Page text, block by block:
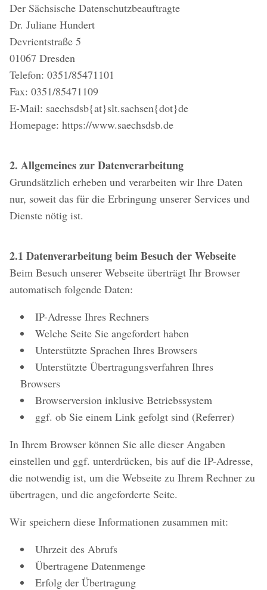
Der Sächsische Datenschutzbeauftragte
Dr. Juliane Hundert
Devrientstraße 5
01067 Dresden
Telefon: 0351/85471101
Fax: 0351/85471109
E-Mail: saechsdsb{at}slt.sachsen{dot}de
Homepage: https://www.saechsdsb.de
2. Allgemeines zur Datenverarbeitung
Grundsätzlich erheben und verarbeiten wir Ihre Daten
nur, soweit das für die Erbringung unserer Services und
Dienste nötig ist.
2.1 Datenverarbeitung beim Besuch der Webseite
Beim Besuch unserer Webseite überträgt Ihr Browser
automatisch folgende Daten:
IP-Adresse Ihres Rechners
Welche Seite Sie angefordert haben
Unterstützte Sprachen Ihres Browsers
Unterstützte Übertragungsverfahren Ihres
Browsers
Browserversion inklusive Betriebssystem
ggf. ob Sie einem Link gefolgt sind (Referrer)
In Ihrem Browser können Sie alle dieser Angaben
einstellen und ggf. unterdrücken, bis auf die IP-Adresse,
die notwendig ist, um die Webseite zu Ihrem Rechner zu
übertragen, und die angeforderte Seite.
Wir speichern diese Informationen zusammen mit:
Uhrzeit des Abrufs
Übertragene Datenmenge
Erfolg der Übertragung